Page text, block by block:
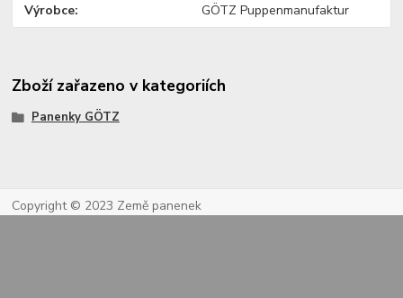
Výrobce GÖTZ Puppenmanufaktur
Zboží zařazeno v kategoriích
Panenky GÖTZ
Copyright © 2023 Země panenek